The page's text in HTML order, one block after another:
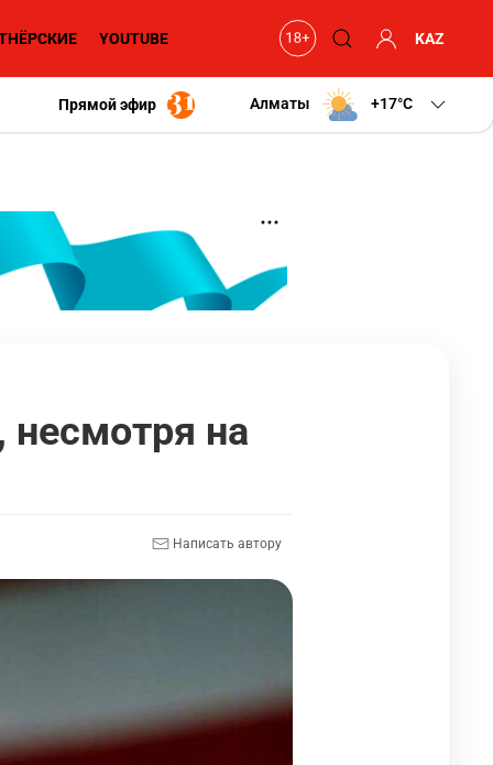
YOUTUBE KAZ
Прямой эфир Алматы +17 C
несмотря на
Написать автору